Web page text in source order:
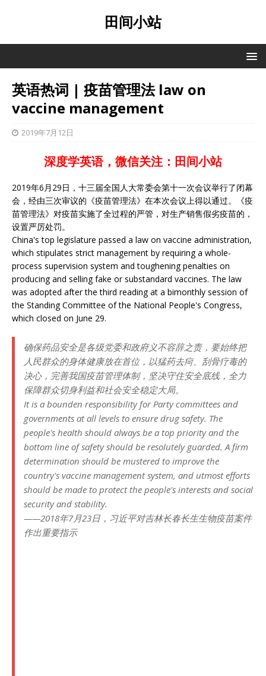
田间小站
英语热词 | 疫苗管理法 law on
vaccine management
2019年7月12日
深度学英语，微信关注：田间小站
2019年6月29日，十三届全国人大常委会第十一次会议举行了闭幕
会，经由三次审议的《疫苗管理法》在本次会议上得以通过。《疫
苗管理法》对疫苗实施了全过程的严管，对生产销售假劣疫苗的，
设置严厉处罚。
China's top legislature passed a law on vaccine administration,
which stipulates strict management by requiring a whole-
process supervision system and toughening penalties on
producing and selling fake or substandard vaccines. The law
was adopted after the third reading at a bimonthly session of
the Standing Committee of the National People's Congress,
which closed on June 29.
确保药品安全是各级党委和政府义不容辞之责，要始终把
人民群众的身体健康放在首位，以猛药去疴、刮骨疗毒的
决心，完善我国疫苗管理体制，坚决守住安全底线，全力
保障群众切身利益和社会安全稳定大局。
It is a bounden responsibility for Party committees and
governments at all levels to ensure drug safety. The
people's health should always be a top priority and the
bottom line of safety should be resolutely guarded. A firm
determination should be mustered to improve the
country's vaccine management system, and utmost efforts
should be made to protect the people's interests and social
security and stability.
——2018年7月23日，习近平对吉林长春长生生物疫苗案件
作出重要指示